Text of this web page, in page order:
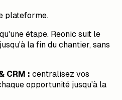
plateforme.
étape. Reonic suit le
la fin du chantier, sans
CRM : centralisez vos
opportunité jusqu'à la